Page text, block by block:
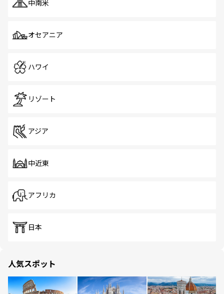
中南米
オセアニア
ハワイ
リゾート
アジア
中近東
アフリカ
日本
人気スポット